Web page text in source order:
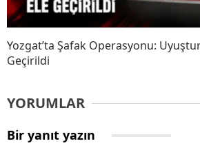
Yozgat’ta Şafak Operasyonu:
Geçirildi
YORUMLAR
Bir yanıt yazın